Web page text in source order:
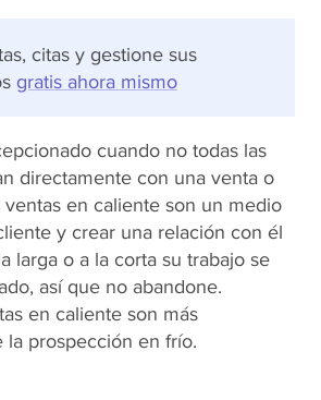
citas y gestione sus
gratis ahora mismo
cuando no todas las
directamente con una venta o
ventas en caliente son un medio
y crear una relación con él
larga o a la corta su trabajo se
así que no abandone.
en caliente son más
prospección en frío.